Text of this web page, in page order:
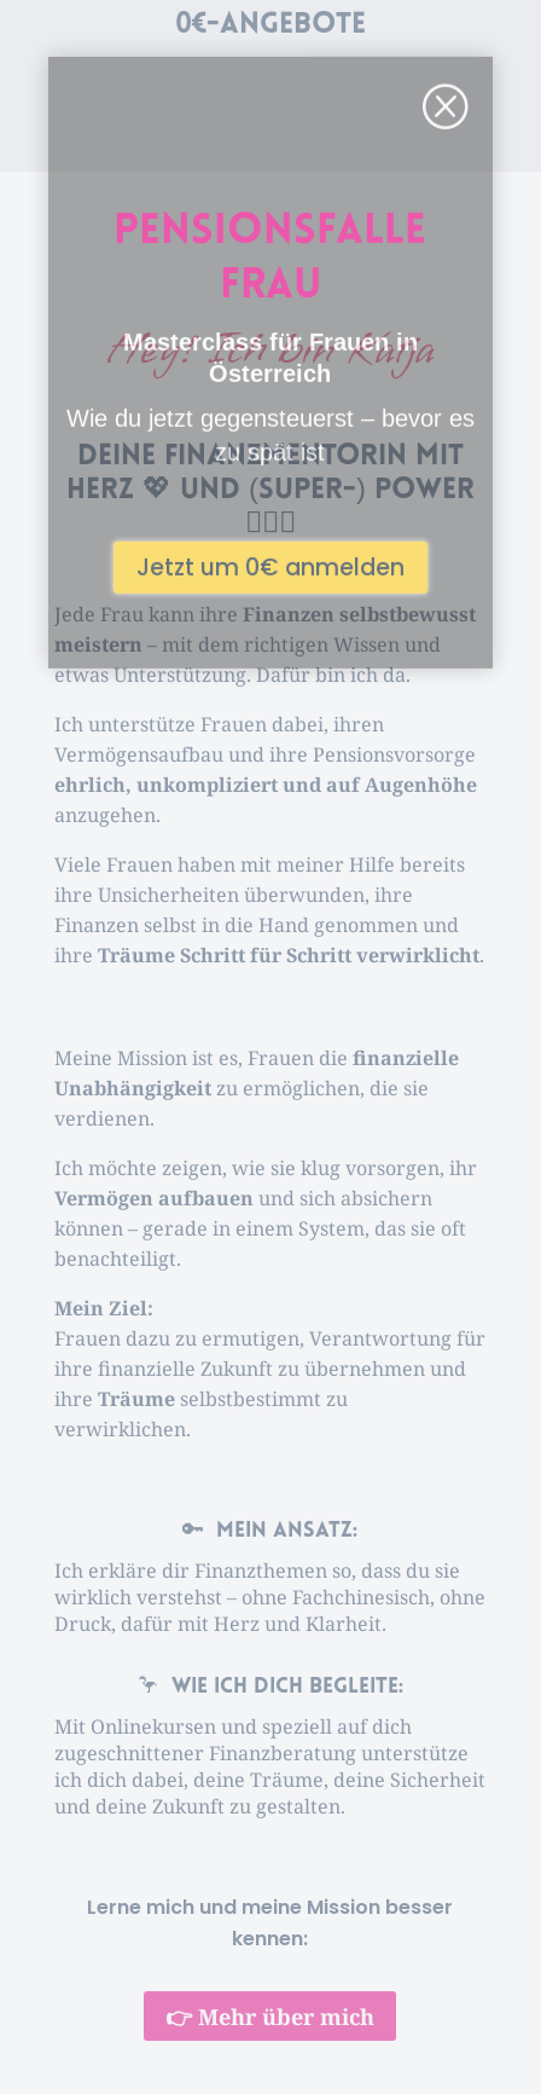
0€-Angebote
Hey! Ich bin Katja
Deine Finanzmentorin mit
Herz 💖 und (Super-) Power
🦸🏻‍♀️
Jede Frau kann ihre Finanzen selbstbewusst
meistern – mit dem richtigen Wissen und
etwas Unterstützung. Dafür bin ich da.
Ich unterstütze Frauen dabei, ihren
Vermögensaufbau und ihre Pensionsvorsorge
ehrlich, unkompliziert und auf Augenhöhe
anzugehen.
Viele Frauen haben mit meiner Hilfe bereits
ihre Unsicherheiten überwunden, ihre
Finanzen selbst in die Hand genommen und
ihre Träume Schritt für Schritt verwirklicht.
Meine Mission ist es, Frauen die finanzielle
Unabhängigkeitzu ermöglichen, die sie
verdienen.
Ich möchte zeigen, wie sie klug vorsorgen, ihr
Vermögen aufbauen und sich absichern
können – gerade in einem System, das sie oft
benachteiligt.
Mein Ziel:
Frauen dazu zu ermutigen, Verantwortung für
ihre finanzielle Zukunft zu übernehmen und
ihre Träumeselbstbestimmt zu
verwirklichen.
🔑 Mein Ansatz:
Ich erkläre dir Finanzthemen so, dass du sie
wirklich verstehst – ohne Fachchinesisch, ohne
Druck, dafür mit Herz und Klarheit.
🦩 Wie ich dich begleite:
Mit Onlinekursen und speziell auf dich
zugeschnittener Finanzberatung unterstütze
ich dich dabei, deine Träume, deine Sicherheit
und deine Zukunft zu gestalten.
Lerne mich und meine Mission besser
kennen:
👉 Mehr über mich
Pensionsfalle
Frau
Masterclass für Frauen in
Österreich
Wie du jetzt gegensteuerst – bevor es
zu spät ist
Jetzt um 0€ anmelden